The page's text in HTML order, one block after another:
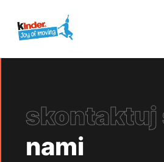
skontaktuj
nami